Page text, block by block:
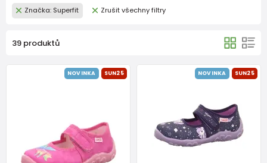
Značka: Superfit Zrušit všechny filtry
39 produktů
NOVINKA SUN25 NOVINKA SUN25